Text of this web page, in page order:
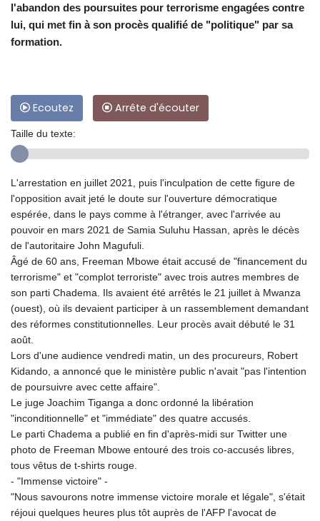
l'abandon des poursuites pour terrorisme engagées contre
lui, qui met fin à son procès qualifié de "politique" par sa
formation.
Ecoutez Arrête d'écouter
Taille du texte:
L'arrestation en juillet 2021, puis l'inculpation de cette figure de
l'opposition avait jeté le doute sur l'ouverture démocratique
espérée, dans le pays comme à l'étranger, avec l'arrivée au
pouvoir en mars 2021 de Samia Suluhu Hassan, après le décès
de l'autoritaire John Magufuli.
Âgé de 60 ans, Freeman Mbowe était accusé de "financement du
terrorisme" et "complot terroriste" avec trois autres membres de
son parti Chadema. Ils avaient été arrêtés le 21 juillet à Mwanza
(ouest), où ils devaient participer à un rassemblement demandant
des réformes constitutionnelles. Leur procès avait débuté le 31
août.
Lors d'une audience vendredi matin, un des procureurs, Robert
Kidando, a annoncé que le ministère public n'avait "pas l'intention
de poursuivre avec cette affaire".
Le juge Joachim Tiganga a donc ordonné la libération
"inconditionnelle" et "immédiate" des quatre accusés.
Le parti Chadema a publié en fin d'après-midi sur Twitter une
photo de Freeman Mbowe entouré des trois co-accusés libres,
tous vêtus de t-shirts rouge.
- "Immense victoire" -
"Nous savourons notre immense victoire morale et légale", s'était
réjoui quelques heures plus tôt auprès de l'AFP l'avocat de